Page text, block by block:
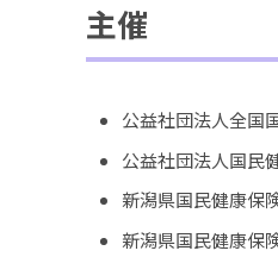
主催
公益社団法人全国
公益社団法人国民
新潟県国民健康保
新潟県国民健康保